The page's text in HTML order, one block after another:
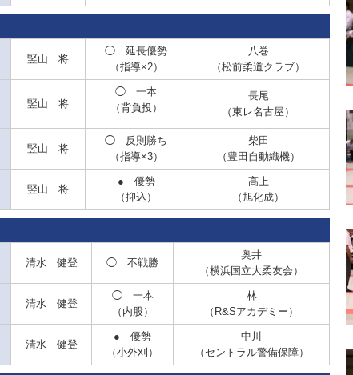
竪山 将
◯ 延長優勢
（指導×2）
八巻
（松前柔道クラブ）
竪山 将
◯ 一本
（背負投）
長尾
（東レ名古屋）
竪山 将
◯ 反則勝ち
（指導×3）
柴田
（豊田自動織機）
竪山 将
● 優勢
（抑込）
髙上
（旭化成）
清水 健登 ◯ 不戦勝
奥井
（横浜国立大柔友会）
清水 健登
◯一本
（内股）
林
（R&Sアカデミー）
清水 健登
● 優勢
（小外刈）
中川
（セントラル警備保障）